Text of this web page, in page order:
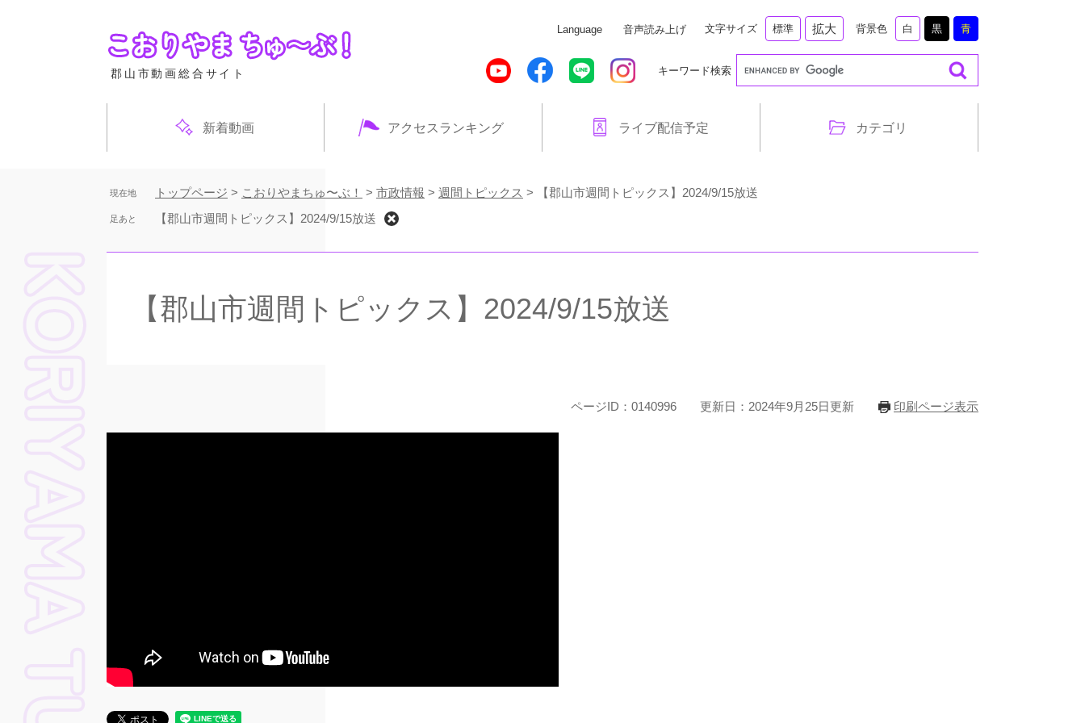
郡山市動画総合サイト
Language 音声読み上げ 文字サイズ 標準 拡大 背景色 白 黒 青
キーワード検索
新着動画 アクセスランキング ライブ配信予定 カテゴリ
現在地 トップページ > こおりやまちゅ〜ぶ！ > 市政情報 > 週間トピックス > 【郡山市週間トピックス】2024/9/15放送
足あと 【郡山市週間トピックス】2024/9/15放送
【郡山市週間トピックス】2024/9/15放送
ページID：0140996 更新日：2024年9月25日更新 印刷ページ表示